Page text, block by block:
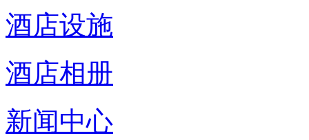
酒店设施
酒店相册
新闻中心